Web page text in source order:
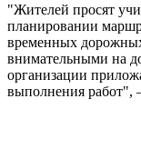
"Жителей просят
планировании
временных
внимательными на
организации
выполнения работ",